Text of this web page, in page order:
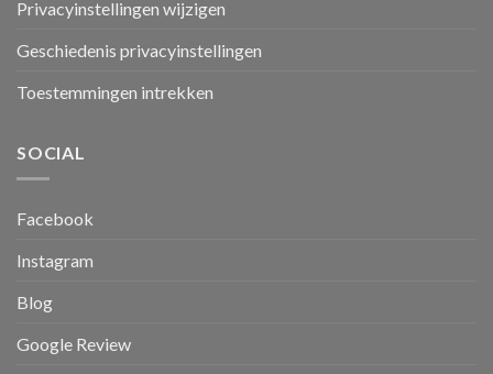
Privacyinstellingen wijzigen
Geschiedenis privacyinstellingen
Toestemmingen intrekken
SOCIAL
Facebook
Instagram
Blog
Google Review